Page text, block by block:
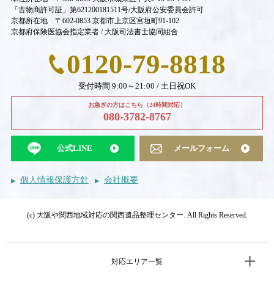
「古物商許可証」第621200181511号/大阪府公安委員会許可
京都所在地 〒602-0853 京都市上京区宮垣町91-102
京都府保険医協会指定業者 / 大阪司法書士協同組合
0120-79-8818
受付時間 9:00～21:00 / 土日祝OK
お急ぎの方はこちら（24時間対応）
080-3782-8767
公式LINE メールフォーム
個人情報保護方針 会社概要
(c) 大阪や関西地域対応の関西遺品整理センター. All Rights Reserved.
対応エリア一覧